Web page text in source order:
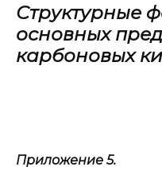
Структурные
основных
карбоновых
Приложение 5.